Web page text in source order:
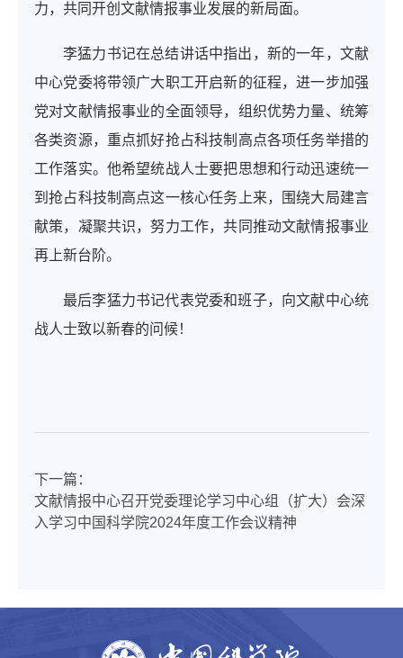
力，共同开创文献情报事业发展的新局面。
李猛力书记在总结讲话中指出，新的一年，文献
中心党委将带领广大职工开启新的征程，进一步加强
党对文献情报事业的全面领导，组织优势力量、统筹
各类资源，重点抓好抢占科技制高点各项任务举措的
工作落实。他希望统战人士要把思想和行动迅速统一
到抢占科技制高点这一核心任务上来，围绕大局建言
献策，凝聚共识，努力工作，共同推动文献情报事业
再上新台阶。
最后李猛力书记代表党委和班子，向文献中心统
战人士致以新春的问候！
下一篇：
文献情报中心召开党委理论学习中心组（扩大）会深
入学习中国科学院2024年度工作会议精神